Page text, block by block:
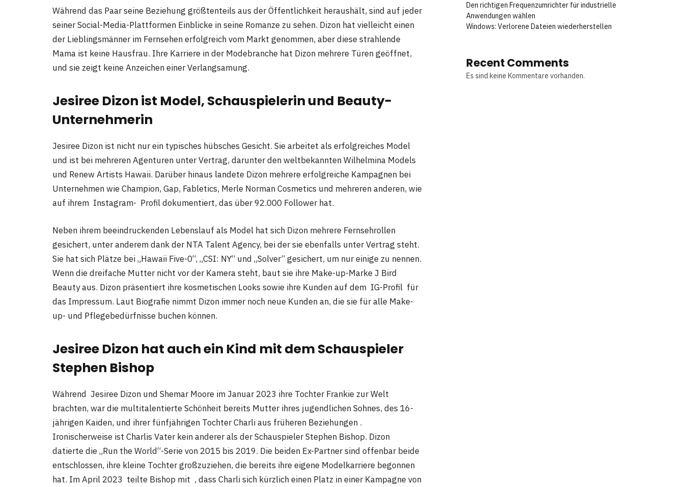
Während das Paar seine Beziehung größtenteils aus der Öffentlichkeit heraushält, sind auf jeder
seiner Social-Media-Plattformen Einblicke in seine Romanze zu sehen. Dizon hat vielleicht einen
der Lieblingsmänner im Fernsehen erfolgreich vom Markt genommen, aber diese strahlende
Mama ist keine Hausfrau. Ihre Karriere in der Modebranche hat Dizon mehrere Türen geöffnet,
und sie zeigt keine Anzeichen einer Verlangsamung.
Jesiree Dizon ist Model, Schauspielerin und Beauty-
Unternehmerin
Jesiree Dizon ist nicht nur ein typisches hübsches Gesicht. Sie arbeitet als erfolgreiches Model
und ist bei mehreren Agenturen unter Vertrag, darunter den weltbekannten Wilhelmina Models
und Renew Artists Hawaii. Darüber hinaus landete Dizon mehrere erfolgreiche Kampagnen bei
Unternehmen wie Champion, Gap, Fabletics, Merle Norman Cosmetics und mehreren anderen, wie
auf ihrem Instagram- Profil dokumentiert, das über 92.000 Follower hat.
Neben ihrem beeindruckenden Lebenslauf als Model hat sich Dizon mehrere Fernsehrollen
gesichert, unter anderem dank der NTA Talent Agency, bei der sie ebenfalls unter Vertrag steht.
Sie hat sich Plätze bei „Hawaii Five-0“, „CSI: NY“ und „Solver“ gesichert, um nur einige zu nennen.
Wenn die dreifache Mutter nicht vor der Kamera steht, baut sie ihre Make-up-Marke J Bird
Beauty aus. Dizon präsentiert ihre kosmetischen Looks sowie ihre Kunden auf dem IG-Profil für
das Impressum. Laut Biografie nimmt Dizon immer noch neue Kunden an, die sie für alle Make-
up- und Pflegebedürfnisse buchen können.
Jesiree Dizon hat auch ein Kind mit dem Schauspieler
Stephen Bishop
Während Jesiree Dizon und Shemar Moore im Januar 2023 ihre Tochter Frankie zur Welt
brachten, war die multitalentierte Schönheit bereits Mutter ihres jugendlichen Sohnes, des 16-
jährigen Kaiden, und ihrer fünfjährigen Tochter Charli aus früheren Beziehungen .
Ironischerweise ist Charlis Vater kein anderer als der Schauspieler Stephen Bishop. Dizon
datierte die „Run the World“-Serie von 2015 bis 2019. Die beiden Ex-Partner sind offenbar beide
entschlossen, ihre kleine Tochter großzuziehen, die bereits ihre eigene Modelkarriere begonnen
hat. Im April 2023 teilte Bishop mit , dass Charli sich kürzlich einen Platz in einer Kampagne von
Den richtigen Frequenzumrichter für industrielle
Anwendungen wählen
Windows: Verlorene Dateien wiederherstellen
Recent Comments
Es sind keine Kommentare vorhanden.